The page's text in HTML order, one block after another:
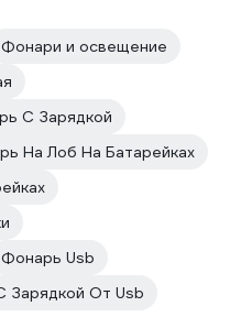
Фонари и освещение
С Зарядкой
На Лоб На Батарейках
Фонарь Usb
Зарядкой От Usb